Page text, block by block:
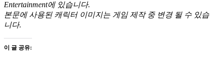
Entertainment에 있습니다.
본문에 사용된 캐릭터 이미지는 게임 제작 중 변경 될 수 있습
니다.
이 글 공유: